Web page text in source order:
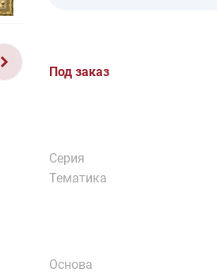
Под заказ
Серия
Тематика
Основа